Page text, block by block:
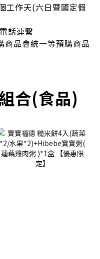
工作天(六日暨國定假
話連繫
商品會統一等預購商品
合(食品)